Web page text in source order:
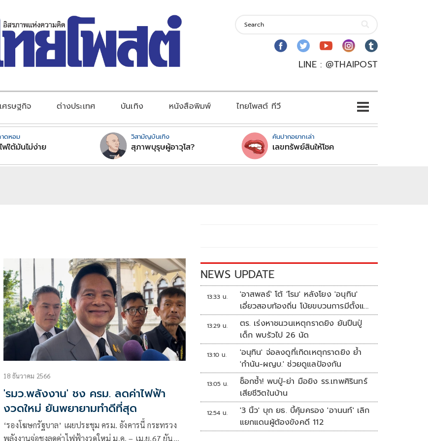
LINE : @THAIPOST
เศรษฐกิจ ต่างประเทศ บันเทิง หนังสือพิมพ์ ไทยโพสต์ ทีวี
ดหอม
ฟใต้มันไม่ง่าย
วิสามัญบันเทิง
สุภาพบุรุษผู้อาวุโส?
คันปากอยากเล่า
เลขทรัพย์สินให้โชค
18 ธันวาคม 2566
'รมว.พลังงาน' ชง ครม. ลดค่าไฟฟ้า
งวดใหม่ ยันพยายามทำดีที่สุด
‘รองโฆษกรัฐบาล’ เผยประชุม ครม. อังคารนี้ กระทรวง
พลังงานจ่อชงลดค่าไฟฟ้างวดใหม่ ม.ค. – เม.ย.67 ยัน
NEWS UPDATE
13:33 น.
'อาสพลธ์' โต้ 'โรม' หลังโยง 'อนุทิน'
เอี่ยวสอบท้องถิ่น โบ้ยขบวนการมีตั้งแต่
ปี 62-64
13:29 น.
ตร. เร่งหาชนวนเหตุกราดยิง ยันปืนปู่
เด็ก พบรัวไป 26 นัด
13:10 น.
'อนุทิน' จ่อลงดูที่เกิดเหตุกราดยิง ย้ำ
'กำนัน-ผญบ.' ช่วยดูแลป้องกัน
13:05 น.
ช็อกซ้ำ! พบปู่-ย่า มือยิง รร.เทพศิรินทร์
เสียชีวิตในบ้าน
12:54 น.
'3 นิ้ว' บุก ยธ. บี้คุ้มครอง 'อานนท์' เลิก
แยกแดนผู้ต้องขังคดี 112